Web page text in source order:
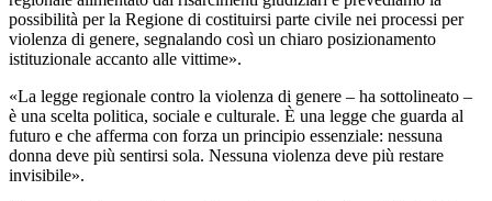
possibilità per la Regione di costituirsi parte civile nei processi per
violenza di genere, segnalando così un chiaro posizionamento
istituzionale accanto alle vittime».
«La legge regionale contro la violenza di genere – ha sottolineato –
è una scelta politica, sociale e culturale. È una legge che guarda al
futuro e che afferma con forza un principio essenziale: nessuna
donna deve più sentirsi sola. Nessuna violenza deve più restare
invisibile».